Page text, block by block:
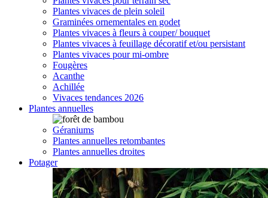
Plantes vivaces de plein soleil
Graminées ornementales en godet
Plantes vivaces à fleurs à couper/ bouquet
Plantes vivaces à feuillage décoratif et/ou persistant
Plantes vivaces pour mi-ombre
Fougères
Acanthe
Achillée
Vivaces tendances 2026
Plantes annuelles
Géraniums
Plantes annuelles retombantes
Plantes annuelles droites
Potager